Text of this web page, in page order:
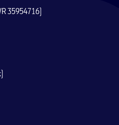
35954716)